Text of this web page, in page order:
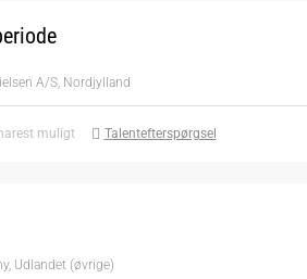
A/S, Nordjylland
muligt Talentefterspørgsel
Udlandet (øvrige)